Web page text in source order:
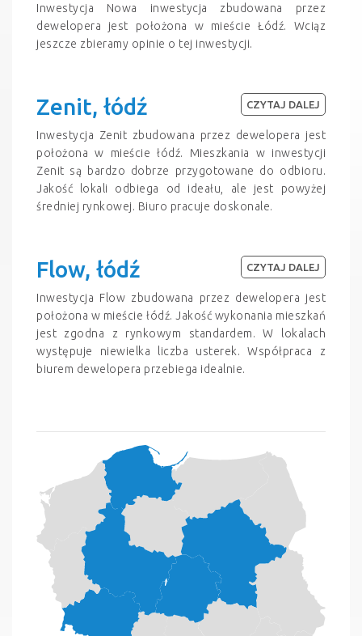
Inwestycja Nowa inwestycja zbudowana przez
dewelopera jest położona w mieście Łódź. Wciąz
jeszcze zbieramy opinie o tej inwestycji.
Zenit, łódź
Inwestycja Zenit zbudowana przez dewelopera jest
położona w mieście łódź. Mieszkania w inwestycji
Zenit są bardzo dobrze przygotowane do odbioru.
Jakość lokali odbiega od ideału, ale jest powyżej
średniej rynkowej. Biuro pracuje doskonale.
CZYTAJ DALEJ
Flow, łódź
Inwestycja Flow zbudowana przez dewelopera jest
położona w mieście łódź. Jakość wykonania mieszkań
jest zgodna z rynkowym standardem. W lokalach
występuje niewielka liczba usterek. Współpraca z
biurem dewelopera przebiega idealnie.
CZYTAJ DALEJ